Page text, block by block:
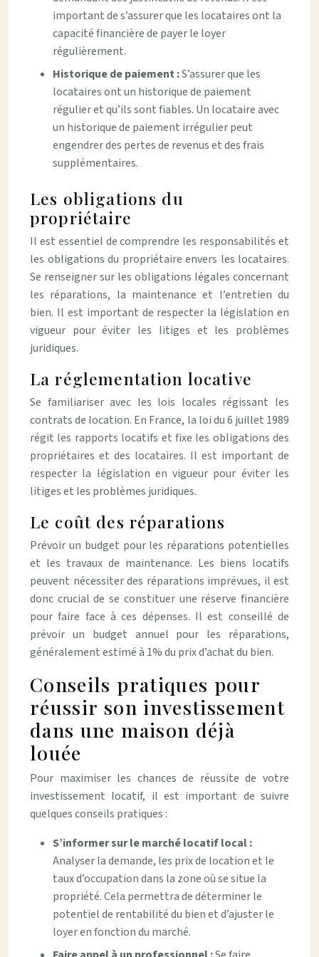
important de s’assurer que les locataires ont la
capacité financière de payer le loyer
régulièrement.
Historique de paiement :S’assurer que les
locataires ont un historique de paiement
régulier et qu’ils sont fiables. Un locataire avec
un historique de paiement irrégulier peut
engendrer des pertes de revenus et des frais
supplémentaires.
Les obligations du
propriétaire
Il est essentiel de comprendre les responsabilités et
les obligations du propriétaire envers les locataires.
Se renseigner sur les obligations légales concernant
les réparations, la maintenance et l’entretien du
bien. Il est important de respecter la législation en
vigueur pour éviter les litiges et les problèmes
juridiques.
La réglementation locative
Se familiariser avec les lois locales régissant les
contrats de location. En France, la loi du 6 juillet 1989
régit les rapports locatifs et fixe les obligations des
propriétaires et des locataires. Il est important de
respecter la législation en vigueur pour éviter les
litiges et les problèmes juridiques.
Le coût des réparations
Prévoir un budget pour les réparations potentielles
et les travaux de maintenance. Les biens locatifs
peuvent nécessiter des réparations imprévues, il est
donc crucial de se constituer une réserve financière
pour faire face à ces dépenses. Il est conseillé de
prévoir un budget annuel pour les réparations,
généralement estimé à 1% du prix d’achat du bien.
Conseils pratiques pour
réussir son investissement
dans une maison déjà
louée
Pour maximiser les chances de réussite de votre
investissement locatif, il est important de suivre
quelques conseils pratiques :
S’informer sur le marché locatif local :
Analyser la demande, les prix de location et le
taux d’occupation dans la zone où se situe la
propriété. Cela permettra de déterminer le
potentiel de rentabilité du bien et d’ajuster le
loyer en fonction du marché.